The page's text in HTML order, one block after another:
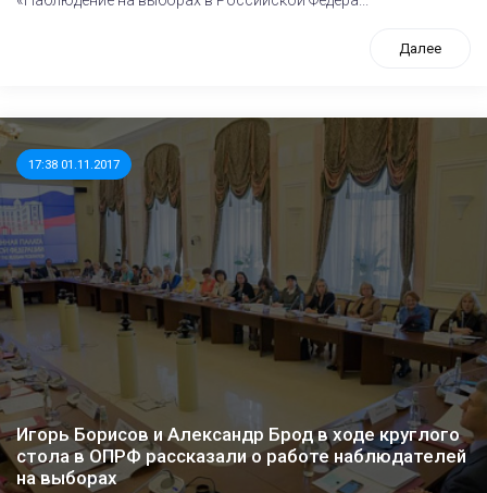
Далее
17:38 01.11.2017
Игорь Борисов и Александр Брод в ходе круглого
стола в ОПРФ рассказали о работе наблюдателей
на выборах